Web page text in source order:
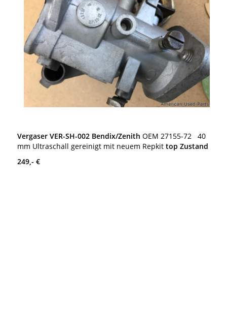
Vergaser VER-SH-002 Bendix/Zenith OEM 27155-72 40
mm Ultraschall gereinigt mit neuem Repkit top Zustand
249,- €